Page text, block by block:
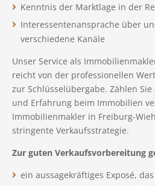
Kenntnis der Marktlage in der
Interessentenansprache über
verschiedene Kanäle
Unser Service als
reicht von der professionellen
zur Schlüsselübergabe. Zählen
und Erfahrung beim Immobilien
Immobilienmakler in Freiburg-
stringente Verkaufsstrategie.
Zur guten Verkaufsvorbereitung
ein aussagekräftiges Exposé,